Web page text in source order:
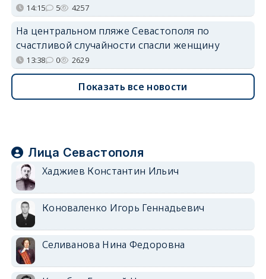
14:15 5 4257
На центральном пляже Севастополя по
счастливой случайности спасли женщину
13:38 0 2629
Показать все новости
Лица Севастополя
Хаджиев Константин Ильич
Коноваленко Игорь Геннадьевич
Селиванова Нина Федоровна